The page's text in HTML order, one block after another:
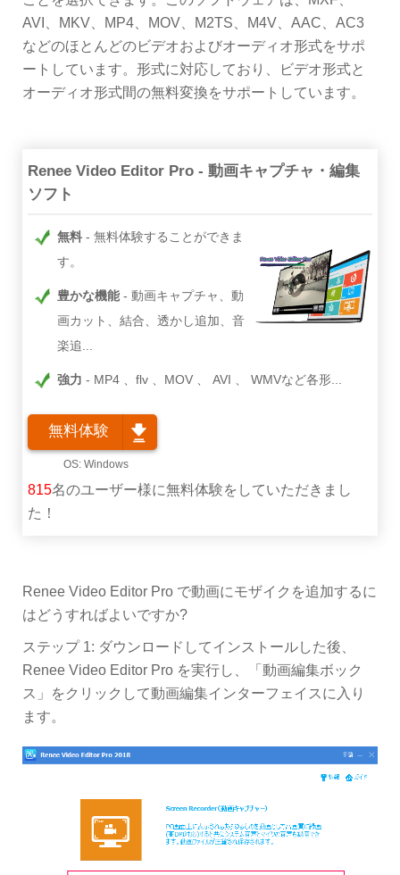
AVI、MKV、MP4、MOV、M2TS、M4V、AAC、AC3
などのほとんどのビデオおよびオーディオ形式をサポ
ートしています。形式に対応しており、ビデオ形式と
オーディオ形式間の無料変換をサポートしています。
Renee Video Editor Pro - 動画キャプチャ・編集
ソフト
無料
無料体験することができま
す。
豊かな機能
動画キャプチャ、動
画カット、結合、透かし追加、音
楽追...
強力 MP4 、flv 、MOV 、 AVI 、 WMVなど各形...
無料体験
815名のユーザー様に無料体験をしていただきまし
た！
Renee Video Editor Pro で動画にモザイクを追加するに
はどうすればよいですか?
ステップ 1: ダウンロードしてインストールした後、
Renee Video Editor Pro を実行し、「動画編集ボック
ス」をクリックして動画編集インターフェイスに入り
ます。